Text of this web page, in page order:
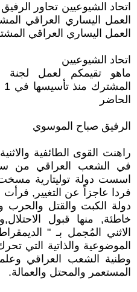
اتحاد الشيوعيين تحاور
العمل اليساري العراقي
العمل اليساري العراقي
اتحاد الشيوعيين
ماهو تقيمكم لعمل لجنة
الحاضر
الرفيق صباح الموسوي
راهنت القوى الطائفية
في الشعب العراقي من
اسست دولة توليتارية
فردا عاجزاً عن التغيير,
دولة الكبت والقتل والحرب
خاطئة, منها قبول
الاثني المُجمل بـ "
الموضوعية والذاتية التي
وطنية الشعب العراقي
المستعمر والمحتل والعمالة.